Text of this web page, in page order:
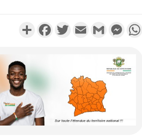
PartagerFacebookTwitterEmail Gmail
POLITIQUE
Côte d'Ivoire : Fête
Alassane Ouattara accorde
la grâce à 4 661...